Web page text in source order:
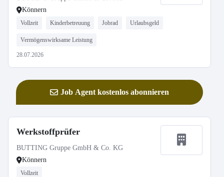
Könnern
Vollzeit Kinderbetreuung Jobrad Urlaubsgeld
Vermögenswirksame Leistung
28.07.2026
Job Agent kostenlos abonnieren
Werkstoffprüfer
BUTTING Gruppe GmbH & Co. KG
Könnern
Vollzeit